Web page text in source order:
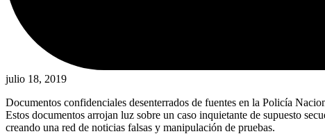
julio 18, 2019
Documentos confidenciales desenterrados de fuentes en la Policía
Estos documentos arrojan luz sobre un caso inquietante de supuesto
creando una red de noticias falsas y manipulación de pruebas.